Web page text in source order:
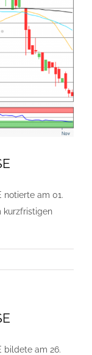
notierte am 01.
kurzfristigen
bildete am 26.